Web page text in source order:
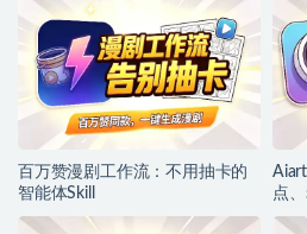
百万赞漫剧工作流：不用抽卡的
智能体Skill
点